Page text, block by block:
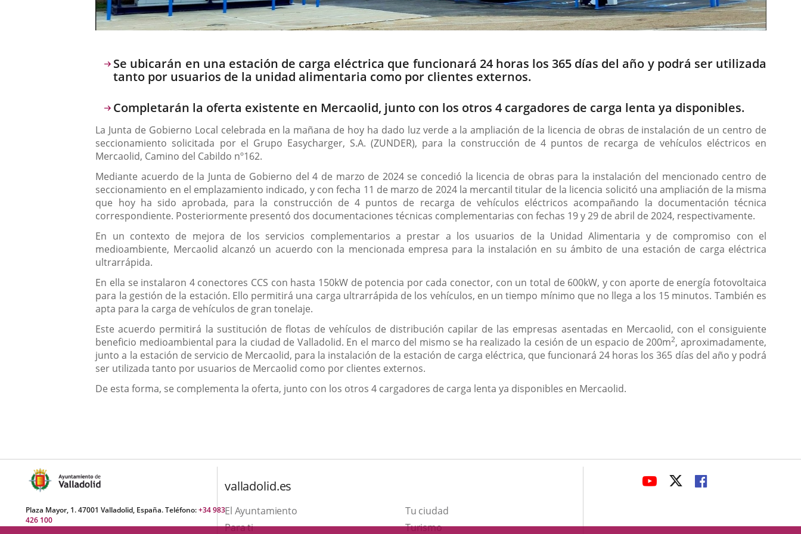
Descripción
Se ubicarán en una estación de carga eléctrica que funcionará 24 horas los 365 días del año y podrá ser utilizada
tanto por usuarios de la unidad alimentaria como por clientes externos.
Completarán la oferta existente en Mercaolid, junto con los otros 4 cargadores de carga lenta ya disponibles.
La Junta de Gobierno Local celebrada en la mañana de hoy ha dado luz verde a la ampliación de la licencia de obras de instalación de un centro de
seccionamiento solicitada por el Grupo Easycharger, S.A. (ZUNDER), para la construcción de 4 puntos de recarga de vehículos eléctricos en
Mercaolid, Camino del Cabildo nº162.
Mediante acuerdo de la Junta de Gobierno del 4 de marzo de 2024 se concedió la licencia de obras para la instalación del mencionado centro de
seccionamiento en el emplazamiento indicado, y con fecha 11 de marzo de 2024 la mercantil titular de la licencia solicitó una ampliación de la misma
que hoy ha sido aprobada, para la construcción de 4 puntos de recarga de vehículos eléctricos acompañando la documentación técnica
correspondiente. Posteriormente presentó dos documentaciones técnicas complementarias con fechas 19 y 29 de abril de 2024, respectivamente.
En un contexto de mejora de los servicios complementarios a prestar a los usuarios de la Unidad Alimentaria y de compromiso con el
medioambiente, Mercaolid alcanzó un acuerdo con la mencionada empresa para la instalación en su ámbito de una estación de carga eléctrica
ultrarrápida.
En ella se instalaron 4 conectores CCS con hasta 150kW de potencia por cada conector, con un total de 600kW, y con aporte de energía fotovoltaica
para la gestión de la estación. Ello permitirá una carga ultrarrápida de los vehículos, en un tiempo mínimo que no llega a los 15 minutos. También es
apta para la carga de vehículos de gran tonelaje.
Este acuerdo permitirá la sustitución de flotas de vehículos de distribución capilar de las empresas asentadas en Mercaolid, con el consiguiente
beneficio medioambiental para la ciudad de Valladolid. En el marco del mismo se ha realizado la cesión de un espacio de 200m2, aproximadamente,
junto a la estación de servicio de Mercaolid, para la instalación de la estación de carga eléctrica, que funcionará 24 horas los 365 días del año y podrá
ser utilizada tanto por usuarios de Mercaolid como por clientes externos.
De esta forma, se complementa la oferta, junto con los otros 4 cargadores de carga lenta ya disponibles en Mercaolid.
Plaza Mayor, 1. 47001 Valladolid, España. Teléfono:+34 983
426 100
valladolid.es
El Ayuntamiento
Tu ciudad
Para ti
TurismoThis
LINK
APPLICATION.
LINK
APPLICATION.
LINK
APPLICATION.